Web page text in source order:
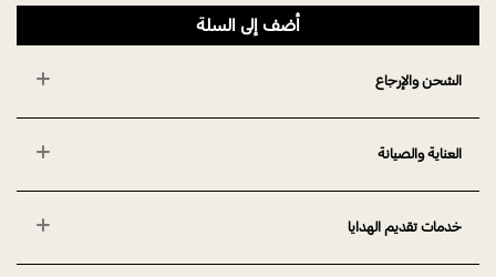
أضف إلى السلة
الشحن والإرجاع
العناية والصيانة
خدمات تقديم الهدايا